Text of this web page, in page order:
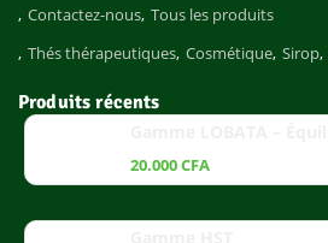
Contactez-nous Tous les produits
Thés thérapeutiques Cosmétique Sirop
Produits récents
20.000CFA